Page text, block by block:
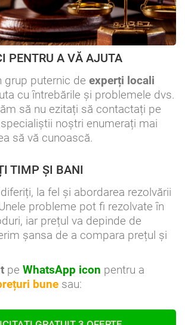
PENTRU A VĂ AJUTA
grup puternic de experți locali
cu întrebările și problemele dvs.
să nu ezitați să contactați pe
noștri enumerați mai
să vă cunoască.
TIMP ȘI BANI
la fel și abordarea rezolvării
probleme pot fi rezolvate în
iar prețul va depinde de
șansa de a compara prețul și
pe WhatsApp icon pentru a
bune sau: